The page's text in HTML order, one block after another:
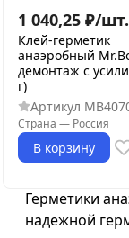
1 040,25 ₽/шт.
Клей-герметик
анаэробный
демонтаж с
г)
Артикул
Страна — Россия
В корзину
Герметики
надежной